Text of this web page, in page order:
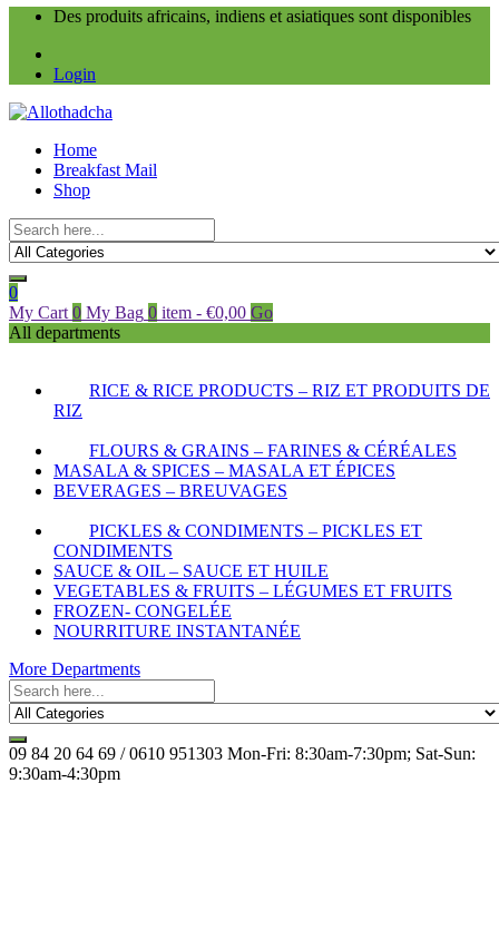
Des produits africains, indiens et asiatiques sont disponibles
Login
Home
Breakfast Mail
Shop
0
My Cart 0 My Bag 0 item - €0,00 Go
All departments
RICE & RICE PRODUCTS – RIZ ET PRODUITS DE
RIZ
FLOURS & GRAINS – FARINES & CÉRÉALES
MASALA & SPICES – MASALA ET ÉPICES
BEVERAGES – BREUVAGES
PICKLES & CONDIMENTS – PICKLES ET
CONDIMENTS
SAUCE & OIL – SAUCE ET HUILE
VEGETABLES & FRUITS – LÉGUMES ET FRUITS
FROZEN- CONGELÉE
NOURRITURE INSTANTANÉE
More Departments
09 84 20 64 69 / 0610 951303 Mon-Fri: 8:30am-7:30pm; Sat-Sun:
9:30am-4:30pm